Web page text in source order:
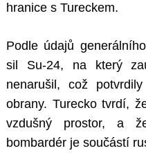
hranice s Tureckem.
Podle údajů
sil Su-24, na který
nenarušil, což
obrany. Turecko tvrdí,
vzdušný prostor, a
bombardér je součástí